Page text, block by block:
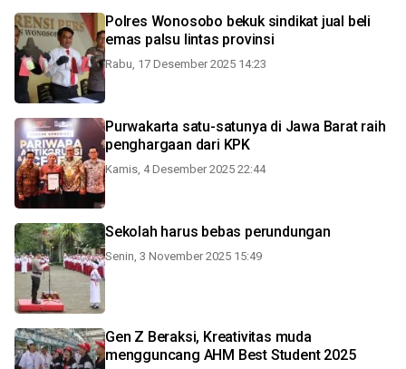
Polres Wonosobo bekuk sindikat jual beli
emas palsu lintas provinsi
Rabu, 17 Desember 2025 14:23
Purwakarta satu-satunya di Jawa Barat raih
penghargaan dari KPK
Kamis, 4 Desember 2025 22:44
Sekolah harus bebas perundungan
Senin, 3 November 2025 15:49
Gen Z Beraksi, Kreativitas muda
mengguncang AHM Best Student 2025